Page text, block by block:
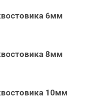
6мм
8мм
10мм